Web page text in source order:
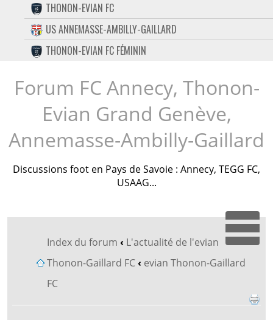
CONTACT
FACEBOOK
TWITTER
INSTAGRAM
THONON-EVIAN FC
US ANNEMASSE-AMBILLY-GAILLARD
THONON-EVIAN FC FÉMININ
Forum FC Annecy, Thonon-
Evian Grand Genève,
Annemasse-Ambilly-Gaillard
Discussions foot en Pays de Savoie : Annecy, TEGG FC,
USAAG...
Index du forum ‹ L'actualité de l'evian
Thonon-Gaillard FC‹ evian Thonon-Gaillard
FC